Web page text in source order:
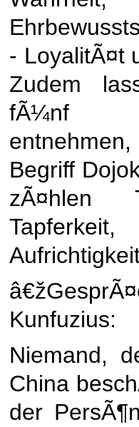
- LoyalitÃ¤t
Zudem
fÃ¼nf
Begriff
zÃ¤hlen
Kunfuzius:
Niemand,
China
der